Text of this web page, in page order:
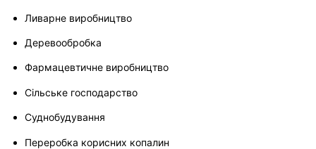
Ливарне виробництво
Деревообробка
Фармацевтичне виробництво
Сільське господарство
Суднобудування
Переробка корисних копалин